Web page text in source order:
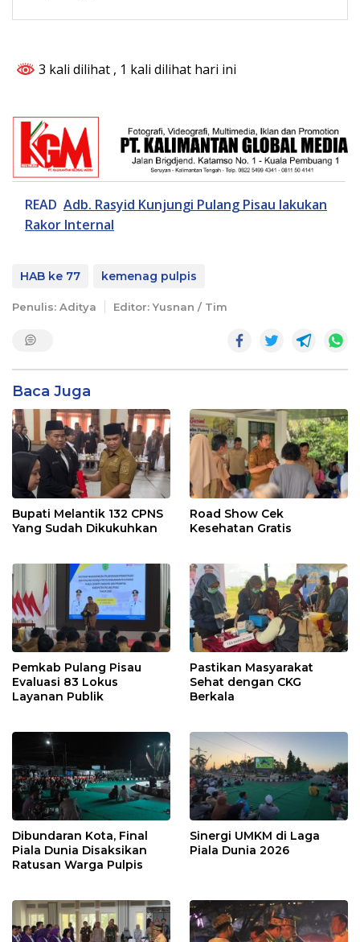
3 kali dilihat , 1 kali dilihat hari ini
READ Adb. Rasyid Kunjungi Pulang Pisau lakukan
Rakor Internal
HAB ke 77 kemenag pulpis
Penulis: Aditya Editor: Yusnan / Tim
Baca Juga
Bupati Melantik 132 CPNS
Yang Sudah Dikukuhkan
Road Show Cek
Kesehatan Gratis
Pemkab Pulang Pisau
Evaluasi 83 Lokus
Layanan Publik
Pastikan Masyarakat
Sehat dengan CKG
Berkala
Dibundaran Kota, Final
Piala Dunia Disaksikan
Ratusan Warga Pulpis
Sinergi UMKM di Laga
Piala Dunia 2026